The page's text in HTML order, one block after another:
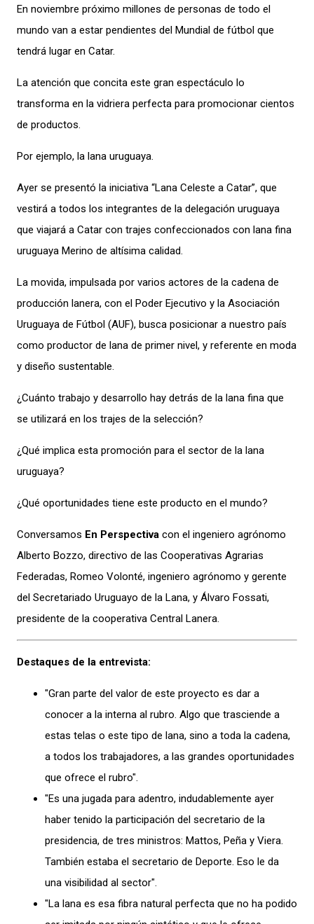
En noviembre próximo millones de personas de todo el
mundo van a estar pendientes del Mundial de fútbol que
tendrá lugar en Catar.
La atención que concita este gran espectáculo lo
transforma en la vidriera perfecta para promocionar cientos
de productos.
Por ejemplo, la lana uruguaya.
Ayer se presentó la iniciativa “Lana Celeste a Catar”, que
vestirá a todos los integrantes de la delegación uruguaya
que viajará a Catar con trajes confeccionados con lana fina
uruguaya Merino de altísima calidad.
La movida, impulsada por varios actores de la cadena de
producción lanera, con el Poder Ejecutivo y la Asociación
Uruguaya de Fútbol (AUF), busca posicionar a nuestro país
como productor de lana de primer nivel, y referente en moda
y diseño sustentable.
¿Cuánto trabajo y desarrollo hay detrás de la lana fina que
se utilizará en los trajes de la selección?
¿Qué implica esta promoción para el sector de la lana
uruguaya?
¿Qué oportunidades tiene este producto en el mundo?
Conversamos En Perspectiva con el ingeniero agrónomo
Alberto Bozzo, directivo de las Cooperativas Agrarias
Federadas, Romeo Volonté, ingeniero agrónomo y gerente
del Secretariado Uruguayo de la Lana, y Álvaro Fossati,
presidente de la cooperativa Central Lanera.
Destaques de la entrevista:
"Gran parte del valor de este proyecto es dar a
conocer a la interna al rubro. Algo que trasciende a
estas telas o este tipo de lana, sino a toda la cadena,
a todos los trabajadores, a las grandes oportunidades
que ofrece el rubro".
"Es una jugada para adentro, indudablemente ayer
haber tenido la participación del secretario de la
presidencia, de tres ministros: Mattos, Peña y Viera.
También estaba el secretario de Deporte. Eso le da
una visibilidad al sector".
"La lana es esa fibra natural perfecta que no ha podido